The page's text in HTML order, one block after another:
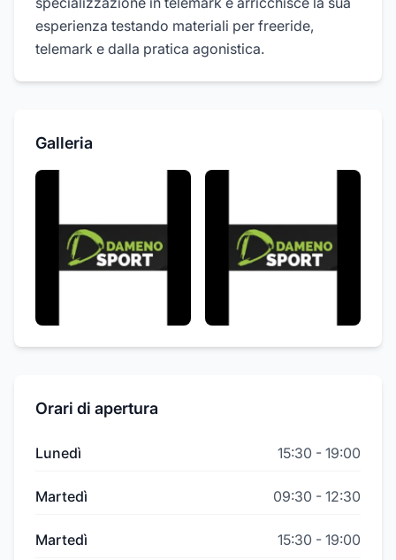
esperienza testando materiali per freeride,
telemark e dalla pratica agonistica.
Galleria
Orari di apertura
Lunedì 15:30 - 19:00
Martedì 09:30 - 12:30
Martedì 15:30 - 19:00